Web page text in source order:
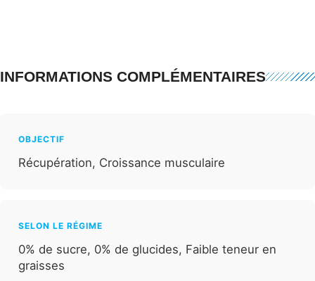
INFORMATIONS COMPLÉMENTAIRES
OBJECTIF
Récupération, Croissance musculaire
SELON LE RÉGIME
0% de sucre, 0% de glucides, Faible teneur en
graisses